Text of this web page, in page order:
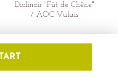
Diolinoir "Fût de Chêne"
/ AOC Valais